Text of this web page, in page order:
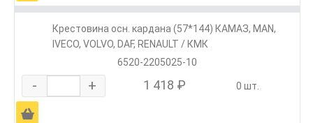
Крестовина осн. кардана (57*144) КАМАЗ, МАN,
IVECO, VOLVO, DAF, RENAULT / КМК
6520-2205025-10
- + 1 418 ₽ 0 шт.
Ä